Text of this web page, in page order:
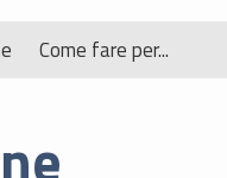
Come fare per...